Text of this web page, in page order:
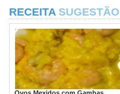
RECEITA SUGESTÃO